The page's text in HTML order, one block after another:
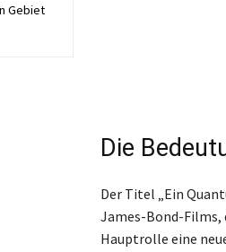
Gebiet
Die
Der Titel „Ein
James-Bond-Films,
Hauptrolle eine